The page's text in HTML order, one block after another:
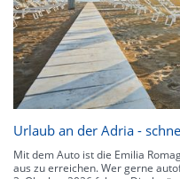
Urlaub an der Adria -
Mit dem Auto ist die Emilia
aus zu erreichen. Wer gerne